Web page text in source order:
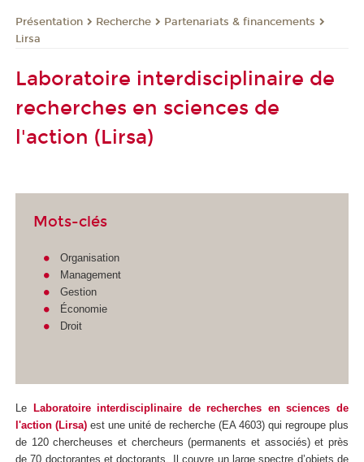
Présentation Recherche
Partenariats & financements
Lirsa
Laboratoire interdisciplinaire de
recherches en sciences de
l'action (Lirsa)
Mots-clés
Organisation
Management
Gestion
Économie
Droit
Le
Laboratoire interdisciplinaire de recherches en sciences de
l'action (Lirsa) est une unité de recherche (EA 4603) qui regroupe plus
de 120 chercheuses et chercheurs (permanents et associés) et près
de 70 doctorantes et doctorants. Il couvre un large spectre d’objets de